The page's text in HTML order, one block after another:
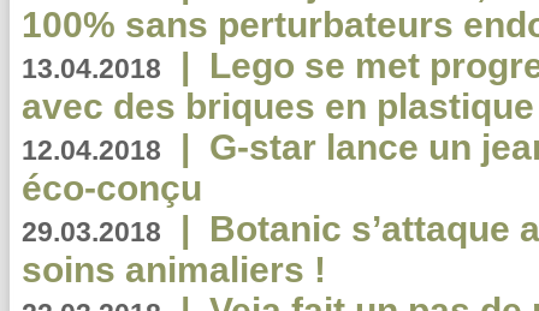
100% sans perturbateurs
13.04.2018 | Lego se met
avec des briques en
12.04.2018 | G-star lance un
éco-conçu
29.03.2018 | Botanic s’attaque
soins animaliers !